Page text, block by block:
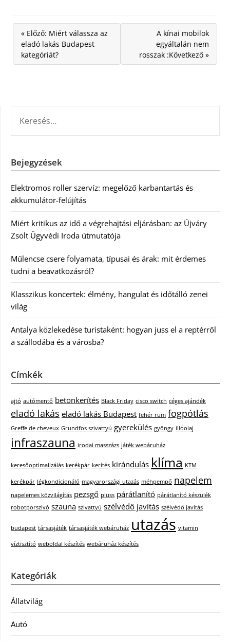
« Előző: Miért válassza az
eladó lakás Budapest
kategóriát?
A kínai mobilok
egyáltalán nem
rosszak :Következő »
Bejegyzések
Elektromos roller szervíz: megelőző karbantartás és
akkumulátor-felújítás
Miért kritikus az idő a végrehajtási eljárásban: az Újváry
Zsolt Ügyvédi Iroda útmutatója
Műlencse csere folyamata, típusai és árak: mit érdemes
tudni a beavatkozásról?
Klasszikus koncertek: élmény, hangulat és időtálló zenei
világ
Antalya közlekedése turistaként: hogyan juss el a reptérről
a szállodába és a városba?
Címkék
ajtó autómentő betonkerítés Black Friday cisco switch céges ajándék
eladó lakás eladó lakás Budapest fehér rum fogpótlás
Greffe de cheveux Grundfos szivattyú gyerekülés gyöngy illóolaj
infraszauna irodai masszázs játék webáruház
keresőoptimalizálás kerékpár kerítés kirándulás klíma KTM
kerékpár légkondicionáló magyarországi utazás méhpempő napelem
napelemes közvilágítás pezsgő plüss párátlanító párátlanító készülék
robotporszívó szauna szivattyú szélvédő javítás szélvédő javítás
budapest társasjáték társasjáték webáruház utazás vitamin
víztisztító weboldal készítés webáruház készítés
Kategóriák
Állatvilág
Autó